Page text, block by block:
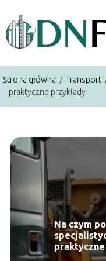
Strona główna / Transport
– praktyczne przykłady
Na czym